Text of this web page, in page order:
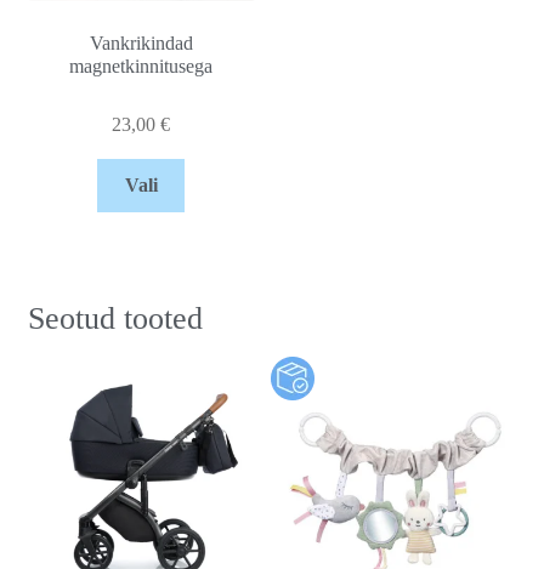
Vankrikindad
magnetkinnitusega
23,00€
Vali
Seotud tooted